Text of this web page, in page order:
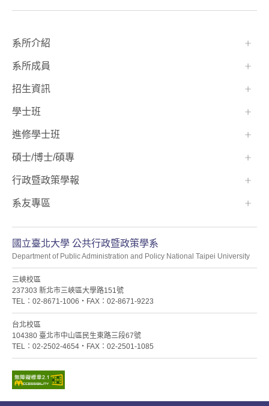
:::
國立臺北大學 公共行政暨政策學系
Department of Public Administration and Policy National Taipei University
三峽校區
237303 新北市三峽區大學路151號
TEL：02-8671-1006・FAX：02-8671-9223
台北校區
104380 臺北市中山區民生東路三段67號
TEL：02-2502-4654・FAX：02-2501-1085
系所介紹
系所成員
招生資訊
學士班⠀⠀
進修學士班
碩士/博士/碩專
行政暨政策學報
系友專區